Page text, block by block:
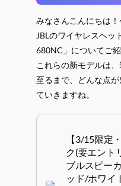
みなさんこんにちは
JBLのワイヤレスヘッ
680NC」についてご紹
これらの新モデルは
至るまで、どんな点
ていきますね。
【3/15限定
ク(要エント
ブルスピー
ッド/ホワイ